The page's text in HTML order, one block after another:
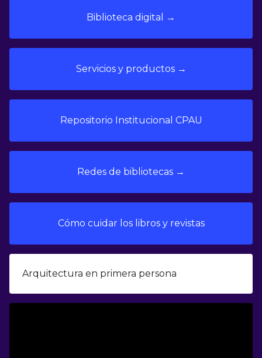
Biblioteca digital →
Servicios y productos →
Repositorio Institucional CPAU
Redes de bibliotecas →
Cómo cuidar los libros y revistas
Arquitectura en primera persona